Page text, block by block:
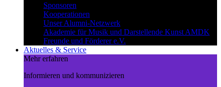
Sponsoren
Kooperationen
Unser Alumni-Netzwerk
Akademie für Musik und Darstellende Kunst AMDK
Freunde und Förderer e.V.
Aktuelles & Service
Mehr erfahren
Informieren und kommunizieren